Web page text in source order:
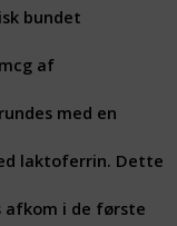
bundet
af
med en
laktoferrin. Dette
afkom i de første